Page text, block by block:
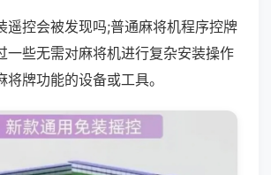
遥控会被发现吗;普通麻将机程序控牌
一些无需对麻将机进行复杂安装操作
牌功能的设备或工具。